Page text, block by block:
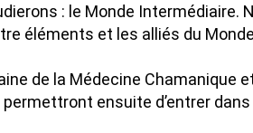
: le Monde Intermédiaire.
éléments et les alliés du
de la Médecine Chamanique
ensuite d’entrer dans